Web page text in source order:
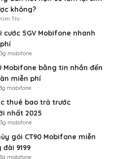
không?
Thi
cước 5GV Mobifone nhanh
mobifone
Mobifone bằng tin nhắn đến
miễn phí
mobifone
thuê bao trả trước
nhất 2025
mobifone
gói CT90 Mobifone miễn
9199
mobifone